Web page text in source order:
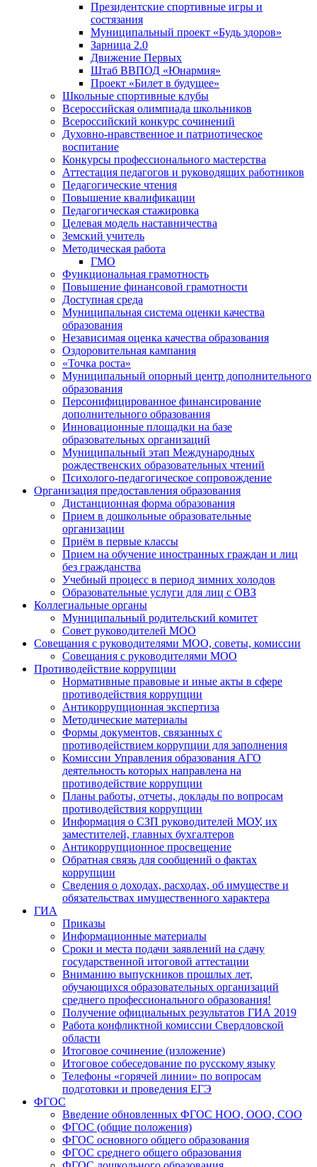
Президентские спортивные игры и
состязания
Муниципальный проект «Будь здоров»
Зарница 2.0
Движение Первых
Штаб ВВПОД «Юнармия»
Проект «Билет в будущее»
Школьные спортивные клубы
Всероссийская олимпиада школьников
Всероссийский конкурс сочинений
Духовно-нравственное и патриотическое
воспитание
Конкурсы профессионального мастерства
Аттестация педагогов и руководящих работников
Педагогические чтения
Повышение квалификации
Педагогическая стажировка
Целевая модель наставничества
Земский учитель
Методическая работа
ГМО
Функциональная грамотность
Повышение финансовой грамотности
Доступная среда
Муниципальная система оценки качества
образования
Независимая оценка качества образования
Оздоровительная кампания
«Точка роста»
Муниципальный опорный центр дополнительного
образования
Персонифицированное финансирование
дополнительного образования
Инновационные площадки на базе
образовательных организаций
Муниципальный этап Международных
рождественских образовательных чтений
Психолого-педагогическое сопровождение
Организация предоставления образования
Дистанционная форма образования
Прием в дошкольные образовательные
организации
Приём в первые классы
Прием на обучение иностранных граждан и лиц
без гражданства
Учебный процесс в период зимних холодов
Образовательные услуги для лиц с ОВЗ
Коллегиальные органы
Муниципальный родительский комитет
Совет руководителей МОО
Совещания с руководителями МОО, советы, комиссии
Совещания с руководителями МОО
Противодействие коррупции
Нормативные правовые и иные акты в сфере
противодействия коррупции
Антикоррупционная экспертиза
Методические материалы
Формы документов, связанных с
противодействием коррупции для заполнения
Комиссии Управления образования АГО
деятельность которых направлена на
противодействие коррупции
Планы работы, отчеты, доклады по вопросам
противодействия коррупции
Информация о СЗП руководителей МОУ, их
заместителей, главных бухгалтеров
Антикоррупционное просвещение
Обратная связь для сообщений о фактах
коррупции
Сведения о доходах, расходах, об имуществе и
обязательствах имущественного характера
ГИА
Приказы
Информационные материалы
Сроки и места подачи заявлений на сдачу
государственной итоговой аттестации
Вниманию выпускников прошлых лет,
обучающихся образовательных организаций
среднего профессионального образования!
Получение официальных результатов ГИА 2019
Работа конфликтной комиссии Свердловской
области
Итоговое сочинение (изложение)
Итоговое собеседование по русскому языку
Телефоны «горячей линии» по вопросам
подготовки и проведения ЕГЭ
ФГОС
Введение обновленных ФГОС НОО, ООО, СОО
ФГОС (общие положения)
ФГОС основного общего образования
ФГОС среднего общего образования